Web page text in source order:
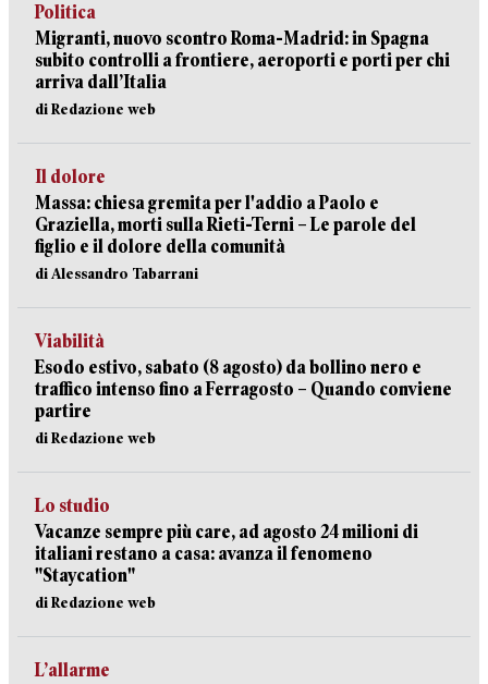
Politica
Migranti, nuovo scontro Roma-Madrid: in Spagna
subito controlli a frontiere, aeroporti e porti per chi
arriva dall’Italia
di Redazione web
Il dolore
Massa: chiesa gremita per l'addio a Paolo e
Graziella, morti sulla Rieti-Terni – Le parole del
figlio e il dolore della comunità
di Alessandro Tabarrani
Viabilità
Esodo estivo, sabato (8 agosto) da bollino nero e
traffico intenso fino a Ferragosto – Quando conviene
partire
di Redazione web
Lo studio
Vacanze sempre più care, ad agosto 24 milioni di
italiani restano a casa: avanza il fenomeno
"Staycation"
di Redazione web
L’allarme